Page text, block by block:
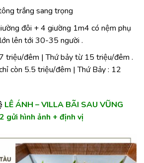
trắng sang trọng
đôi + 4 giường 1m4 có nệm phụ
lên tới 30-35 người .
triệu/đêm | Thứ bảy từ 15 triệu/đêm .
còn 5.5 triệu/đêm | Thứ Bảy : 12
LÊ ÁNH – VILLA BÃI SAU VŨNG
gửi hình ảnh + định vị